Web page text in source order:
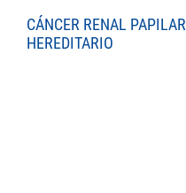
CÁNCER RENAL PAPILAR
HEREDITARIO